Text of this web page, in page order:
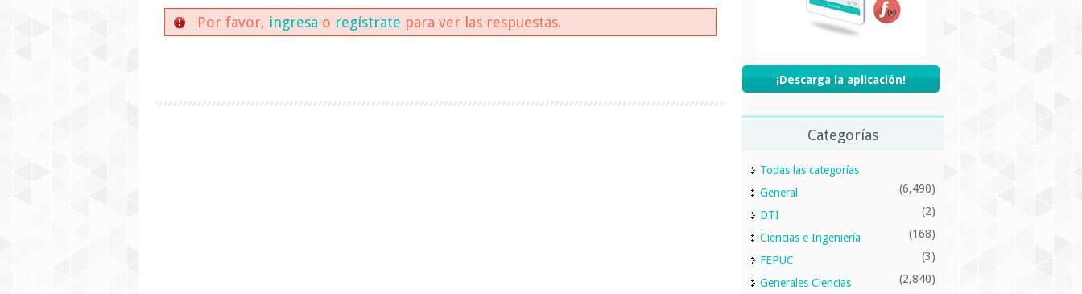
Por favor, ingresa o regístrate para ver las respuestas.
¡Descarga la aplicación!
Categorías
Todas las categorías
General
(6,490)
DTI (2)
Ciencias e Ingeniería (168)
FEPUC (3)
Generales Ciencias (2,840)